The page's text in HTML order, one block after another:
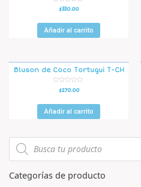
o
r
a
d
0
d
e
5
$330.00
Añadir al carrito
Bluson de Coco Tortugui T-CH
o
r
a
d
n
d
e
$270.00
Añadir al carrito
Categorías de producto